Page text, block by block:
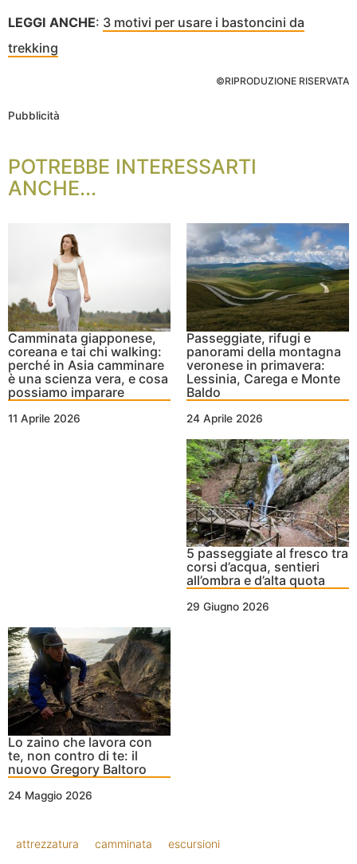
LEGGI ANCHE: 3 motivi per usare i bastoncini da
trekking
©RIPRODUZIONE RISERVATA
Pubblicità
POTREBBE INTERESSARTI
ANCHE...
Camminata giapponese,
coreana e tai chi walking:
perché in Asia camminare
è una scienza vera, e cosa
possiamo imparare
11 Aprile 2026
Passeggiate, rifugi e
panorami della montagna
veronese in primavera:
Lessinia, Carega e Monte
Baldo
24 Aprile 2026
5 passeggiate al fresco tra
corsi d’acqua, sentieri
all’ombra e d’alta quota
29 Giugno 2026
Lo zaino che lavora con
te, non contro di te: il
nuovo Gregory Baltoro
24 Maggio 2026
attrezzatura camminata escursioni